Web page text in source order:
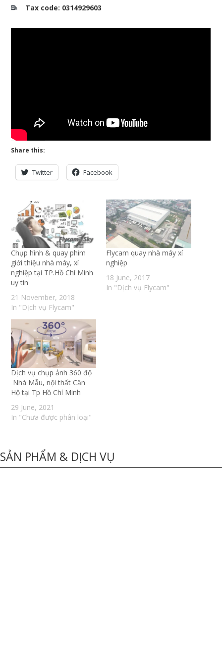
Tax code: 0314929603
Share this:
Twitter Facebook
Chụp hình & quay phim
giới thiệu nhà máy, xí
nghiệp tại TP.Hồ Chí Minh
uy tín
21 November, 2018
In "Dịch vụ Flycam"
Flycam quay nhà máy xí
nghiệp
18 June, 2017
In "Dịch vụ Flycam"
Dịch vụ chụp ảnh 360 độ
Nhà Mẫu, nội thất Căn
Hộ tại Tp Hồ Chí Minh
29 June, 2021
In "Chưa được phân loại"
SẢN PHẨM & DỊCH VỤ